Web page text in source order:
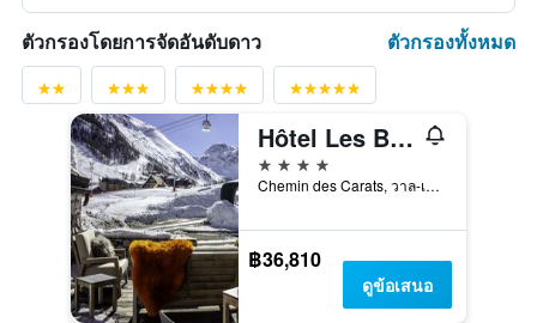
ตัวกรองโดยการจัดอันดับดาว ตัวกรองทั้งหมด
Hôtel Les Barmes De l'Ours
4 ดาว
Chemin des Carats, วาล-เดอเอลเซเร, ซาวัว, ฝรั่งเศส
฿36,810
ดูข้อเสนอ